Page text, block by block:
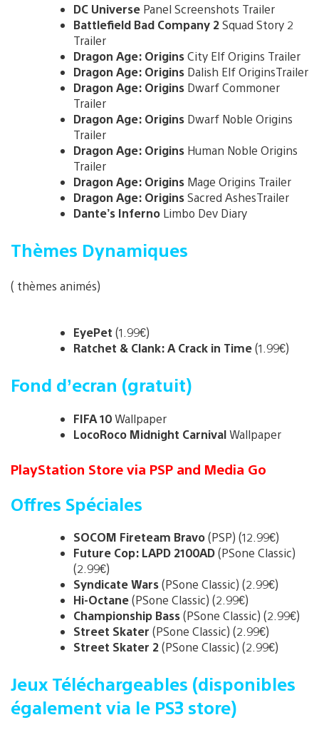
DC Universe Panel Screenshots Trailer
Battlefield Bad Company 2Squad Story 2
Trailer
Dragon Age: OriginsCity Elf Origins Trailer
Dragon Age: Origins Dalish Elf OriginsTrailer
Dragon Age: Origins Dwarf Commoner
Trailer
Dragon Age: Origins Dwarf Noble Origins
Trailer
Dragon Age: Origins Human Noble Origins
Trailer
Dragon Age: Origins Mage Origins Trailer
Dragon Age: OriginsSacred AshesTrailer
Dante’s Inferno Limbo Dev Diary
Thèmes Dynamiques
( thèmes animés)
EyePet (1.99€)
Ratchet & Clank: A Crack in Time(1.99€)
Fond d’ecran (gratuit)
FIFA 10Wallpaper
LocoRoco Midnight CarnivalWallpaper
PlayStation Store via PSP and Media Go
Offres Spéciales
SOCOM Fireteam Bravo(PSP) (12.99€)
Future Cop: LAPD 2100AD(PSone Classic)
(2.99€)
Syndicate Wars(PSone Classic) (2.99€)
Hi-Octane(PSone Classic) (2.99€)
Championship Bass(PSone Classic) (2.99€)
Street Skater (PSone Classic) (2.99€)
Street Skater 2(PSone Classic) (2.99€)
Jeux Téléchargeables (disponibles
également via le PS3 store)